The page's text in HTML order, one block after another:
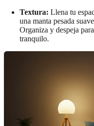
Textura: Llena tu
una manta pesada
Organiza y despeja
tranquilo.